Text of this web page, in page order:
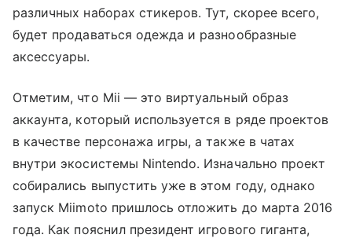
различных наборах стикеров. Тут, скорее всего,
будет продаваться одежда и разнообразные
аксессуары.
Отметим, что Mii — это виртуальный образ
аккаунта, который используется в ряде проектов
в качестве персонажа игры, а также в чатах
внутри экосистемы Nintendo. Изначально проект
собирались выпустить уже в этом году, однако
запуск Miimoto пришлось отложить до марта 2016
года. Как пояснил президент игрового гиганта,